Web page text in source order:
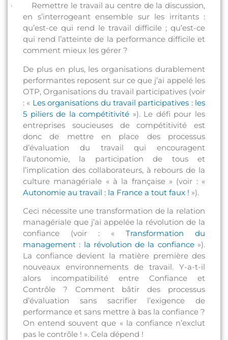
· Remettre le travail au centre de la discussion,
en s’interrogeant ensemble sur les irritants :
qu’est-ce qui rend le travail difficile ; qu’est-ce
qui rend l’atteinte de la performance difficile et
comment mieux les gérer ?
De plus en plus, les organisations durablement
performantes reposent sur ce que j’ai appelé les
OTP, Organisations du travail participatives (voir
: « Les organisations du travail participatives : les
5 piliers de la compétitivité »). Le défi pour les
entreprises soucieuses de compétitivité est
donc de mettre en place des processus
d’évaluation du travail qui encouragent
l’autonomie, la participation de tous et
l’implication des collaborateurs, à rebours de la
culture managériale « à la française » (voir : «
Autonomie au travail : la France a tout faux ! »).
Ceci nécessite une transformation de la relation
managériale que j’ai appelée la révolution de la
confiance (voir : « Transformation du
management : la révolution de la confiance»).
La confiance devient la matière première des
nouveaux environnements de travail. Y-a-t-il
alors incompatibilité entre Confiance et
Contrôle ? Comment bâtir des processus
d’évaluation sans sacrifier l’exigence de
performance et sans mettre à bas la confiance ?
On entend souvent que « la confiance n’exclut
pas le contrôle ! ». Cela dépend !